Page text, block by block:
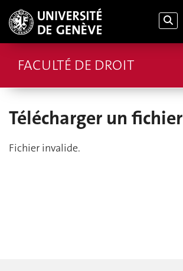
FACULTÉ DE DROIT
Télécharger un fichier
Fichier invalide.